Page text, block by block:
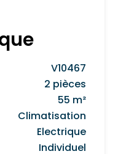
V10467
2 pièces
55 m²
Climatisation
Electrique
Individuel